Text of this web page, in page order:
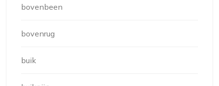
bovenbeen
bovenrug
buik